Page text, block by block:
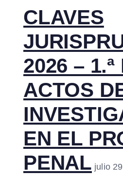
CLAVES
2026 –
ACTOS
EN EL
PENAL julio